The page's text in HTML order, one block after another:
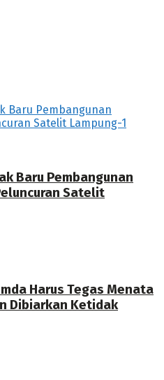
Baru Pembangunan
Satelit
Harus Tegas Menata
Dibiarkan Ketidak